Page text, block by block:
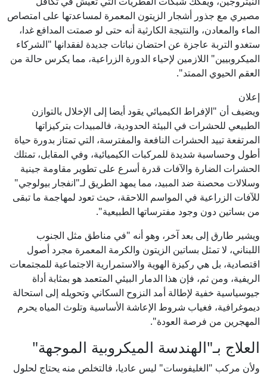
مصيري مع جذور أشجار الزيتون المعمرة لمساعدتها على امتصاص
الماء والمعادن، والنتيجة الكارثية أنه حتى لو صمتت المدافع غدا،
ستغدو التربة عاجزة عن احتضان نباتات جديدة لفقدانها "الشركاء
الميكروبيين" اللازمين لإحياء الدورة الزراعية، مما يكرس حالة من
العقم الحيوي الممتد".
إعلان
ويضيف أن "الإفراط الكيميائي يقود أيضا إلى الإخلال بالتوازن
الطبيعي للحشرات في البيئة الحدودية، فالمبيدات بتركيزاتها
المرتفعة تبيد الحشرات النافعة والمفترسة، التي تمتاز بدورة حياة
أطول وحساسية شديدة للمركبات الكيميائية، وفي المقابل، تمتلك
الحشرات الضارة والآفات قدرة أسرع على تطوير مقاومة جينية
وسلالات محصنة ضد المبيد، مما يمهد الطريق لـ"انفجار بيولوجي"
للآفات الزراعية في المواسم اللاحقة، حيث تعود لمهاجمة ما تبقى
من بساتين دون وجود مفترساتها الطبيعية".
ويشير طارق إلى بعد آخر، وهو أنه "في مناطق مثل الجنوب
اللبناني، لا تمثل بساتين الزيتون والكرمة المعمرة مجرد أصول
اقتصادية، بل هي ركيزة الهوية والاستمرارية الاجتماعية للمجتمعات
الريفية، ومن ثم، فإن هذا الدمار البيئي المتعمد هو بمثابة أداة
جيوسياسية خفية لإطالة أمد النزوح السكاني وتحويله إلى استحالة
ديموغرافية، فغياب شروط الإعاشة الأساسية وتلوث المياه يحرم
المهجرين من فرصة العودة".
العلاج بـ"الهندسة الميكروبية الموجهة"
ولأن مركب "الغليفوسات" ليس عاديا، فالتخلص منه يحتاج لحلول